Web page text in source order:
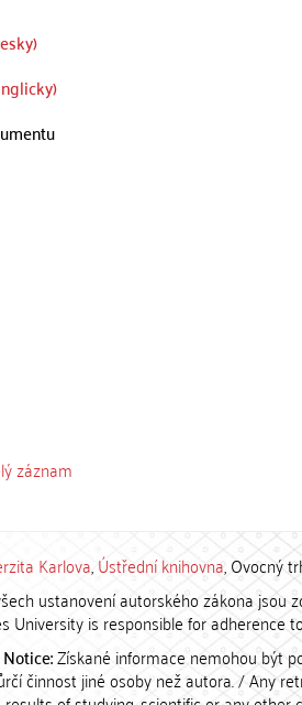
záznam
Karlova,Ústřední knihovna, Ovocný
ustanovení autorského zákona jsou
University is responsible for adherence
Získané informace nemohou být
činnost jiné osoby než autora. / Any